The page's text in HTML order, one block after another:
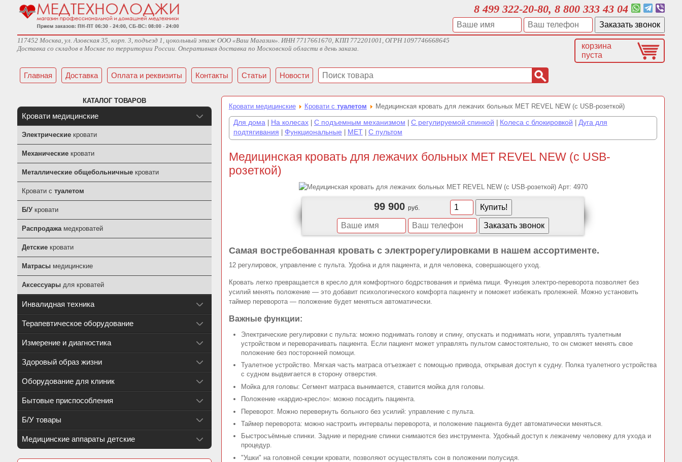
8 499 322-20-80, 8 800 333 43 04
117452 Москва, ул. Азовская 35, корп. 3, подъезд 1, цокольный этаж ООО «Ваш Магазин». ИНН 7717661670, КПП 772201001, ОГРН 1097746668645
Доставка со складов в Москве по территории России. Оперативная доставка по Московской области в день заказа.
корзина
пуста
Главная Доставка Оплата и реквизиты Контакты Статьи Новости
Кровати медицинские Кровати с туалетом Медицинская кровать для лежачих больных MET REVEL NEW (с USB-розеткой)
Для дома| На колесах| С подъемным механизмом С регулируемой спинкой Колеса с блокировкой
Дуга для
подтягивания
Функциональные MET| С пультом
Медицинская кровать для лежачих больных MET REVEL NEW (с USB-
розеткой)
Арт: 4970
99 900руб.
Самая востребованная кровать с электрорегулировками в нашем ассортименте.
12 регулировок, управление с пульта. Удобна и для пациента, и для человека, совершающего уход.
Кровать легко превращается в кресло для комфортного бодрствования и приёма пищи. Функция электро-переворота позволяет без
усилий менять положение — это добавит психологического комфорта пациенту и поможет избежать пролежней. Можно установить
таймер переворота — положение будет меняться автоматически.
Важные функции:
Электрические регулировки с пульта: можно поднимать голову и спину, опускать и поднимать ноги, управлять туалетным
устройством и переворачивать пациента. Если пациент может управлять пультом самостоятельно, то он сможет менять свое
положение без посторонней помощи.
Туалетное устройство. Мягкая часть матраса отъезжает с помощью привода, открывая доступ к судну. Полка туалетного устройства
с судном выдвигается в сторону отверстия.
Мойка для головы: Сегмент матраса вынимается, ставится мойка для головы.
Положение «кардио-кресло»: можно посадить пациента.
Переворот. Можно перевернуть больного без усилий: управление с пульта.
Таймер переворота: можно настроить интервалы переворота, и положение пациента будет автоматически меняться.
Быстросъёмные спинки. Задние и передние спинки снимаются без инструмента. Удобный доступ к лежачему человеку для ухода и
процедур.
"Ушки" на головной секции кровати, позволяют осуществлять сон в положении полусидя.
КАТАЛОГ ТОВАРОВ
Кровати медицинские
Электрическиекровати
Механическиекровати
Металлические общебольничныекровати
Кровати с туалетом
Б/Укровати
Распродажамедкроватей
Детскиекровати
Матрасымедицинские
Аксессуарыдля кроватей
Инвалидная техника
Терапевтическое оборудование
Измерение и диагностика
Здоровый образ жизни
Оборудование для клиник
Бытовые приспособления
Б/У товары
Медицинские аппараты детские